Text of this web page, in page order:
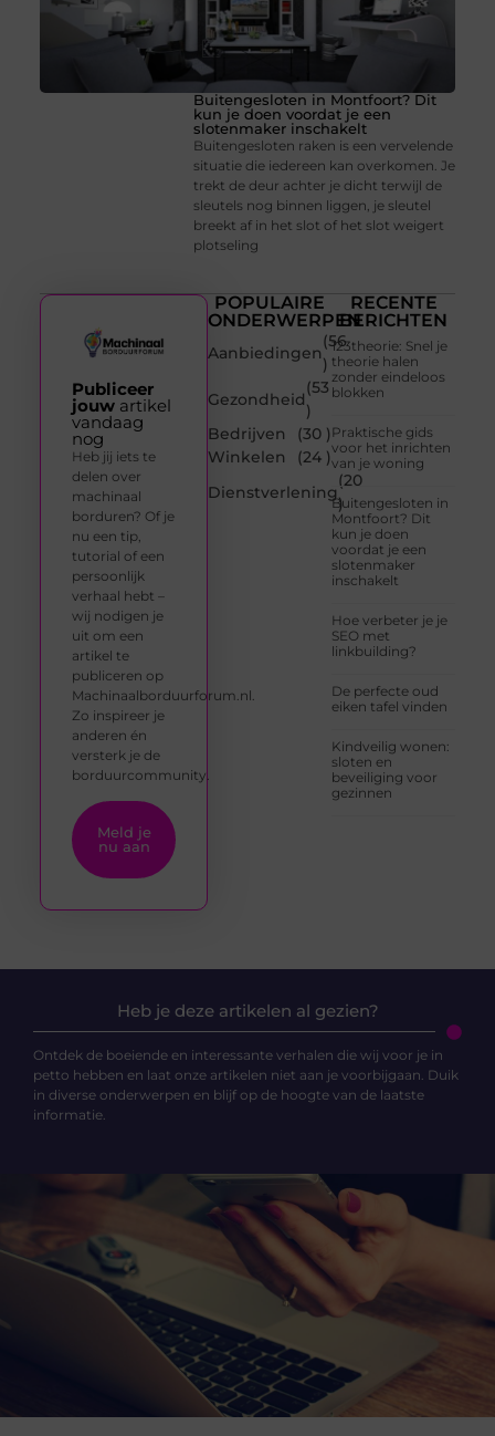
Buitengesloten in Montfoort? Dit
kun je doen voordat je een
slotenmaker inschakelt
Buitengesloten raken is een vervelende
situatie die iedereen kan overkomen. Je
trekt de deur achter je dicht terwijl de
sleutels nog binnen liggen, je sleutel
breekt af in het slot of het slot weigert
plotseling
POPULAIRE
ONDERWERPEN
Aanbiedingen
(56
)
Gezondheid
(53
)
Bedrijven
(30 )
Winkelen
(24 )
Dienstverlening
(20
)
RECENTE
BERICHTEN
123theorie: Snel je
theorie halen
zonder eindeloos
blokken
Praktische gids
voor het inrichten
van je woning
Buitengesloten in
Montfoort? Dit
kun je doen
voordat je een
slotenmaker
inschakelt
Hoe verbeter je je
SEO met
linkbuilding?
De perfecte oud
eiken tafel vinden
Kindveilig wonen:
sloten en
beveiliging voor
gezinnen
Publiceer
jouwartikel
vandaag
nog
Heb jij iets te
delen over
machinaal
borduren? Of je
nu een tip,
tutorial of een
persoonlijk
verhaal hebt –
wij nodigen je
uit om een
artikel te
publiceren op
Machinaalborduurforum.nl.
Zo inspireer je
anderen én
versterk je de
borduurcommunity.
Meld je
nu aan
Heb je deze artikelen al gezien?
Ontdek de boeiende en interessante verhalen die wij voor je in
petto hebben en laat onze artikelen niet aan je voorbijgaan. Duik
in diverse onderwerpen en blijf op de hoogte van de laatste
informatie.